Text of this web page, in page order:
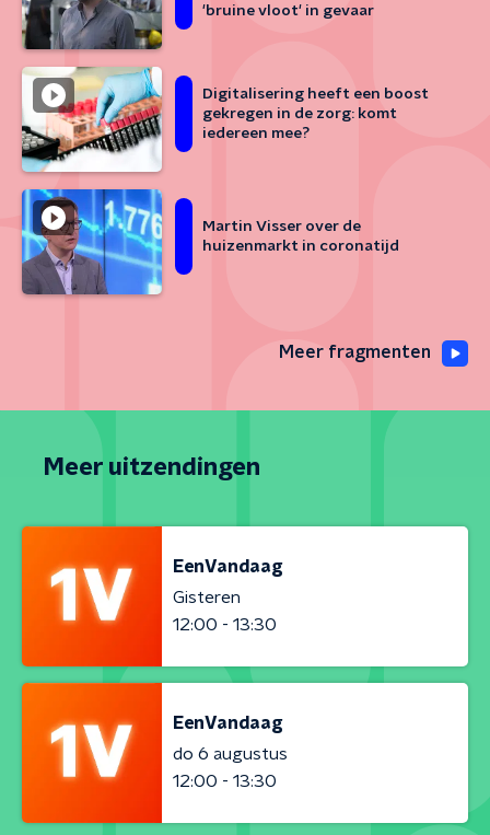
'bruine vloot' in gevaar
Digitalisering heeft een boost
gekregen in de zorg: komt
iedereen mee?
Martin Visser over de
huizenmarkt in coronatijd
Meer fragmenten
Meer uitzendingen
EenVandaag
Gisteren
12:00 - 13:30
EenVandaag
do 6 augustus
12:00 - 13:30